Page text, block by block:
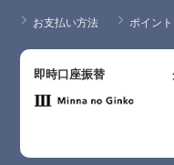
お支払い方法 ポイン
即時口座振替